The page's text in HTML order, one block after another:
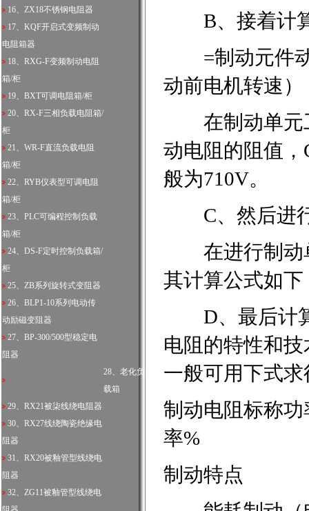
16、 ZX18不锈钢电阻器
17、 KQF开启式变频制动
电阻箱器
18、 RXG-F变频制动电阻
箱/柜
19、 BXT可调电阻箱/柜
20、 RX-F三相负载电阻箱/
柜
21、 WR-F直流负载电阻
箱/柜
22、 RYB仪表型可调电阻
箱/柜
23、 PLC可编程控制负载
箱/柜
24、 DS-F定时控制负载箱/
柜
25、 ZB系列旋转式变阻器
26、 BLP1-10系列电动传
动励磁变阻器
27、 BP-300/500型稳定电
阻器
28、 老化负
载箱
29、 RX21被柒线绕电阻器
30、 RX27线绕陶瓷绝缘电
阻器
31、 RX20被釉管型线绕电
阻器
32、 ZG11被釉管型线绕电
B、接着计算
=制动元件动
动前电机转速）
在制动单元工
动电阻的阻值
般为710V。
C、然后进行
在进行制动单
其计算公式如
D、最后计算
电阻的特性和
一般可用下式求
制动电阻标称
率%
制动特点